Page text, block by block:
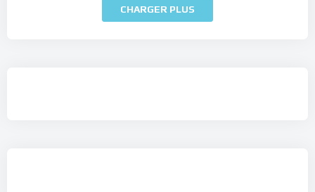
CHARGER PLUS